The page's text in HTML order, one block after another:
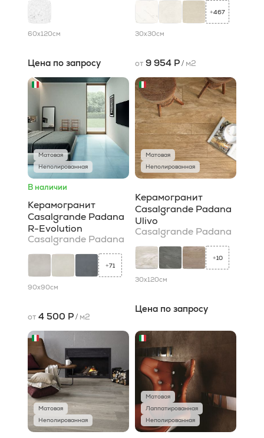
60x120см
Цена по запросу
+467
30x30см
от 9 954 Р/ м2
Матовая
Неполированная
В наличии
Керамогранит
Casalgrande Padana
R-Evolution
Casalgrande Padana
+71
90x90см
от 4 500 Р/ м2
Матовая
Неполированная
Керамогранит
Casalgrande Padana
Ulivo
Casalgrande Padana
+10
30x120см
Цена по запросу
Матовая
Неполированная
Матовая
Лаппатированная
Неполированная